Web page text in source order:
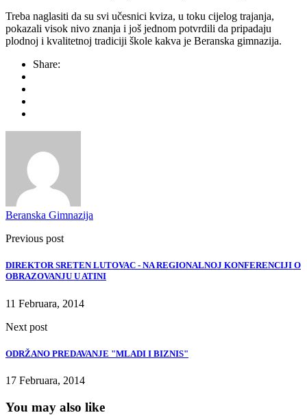
Treba naglasiti da su svi učesnici kviza, u toku cijelog trajanja,
pokazali visok nivo znanja i još jednom potvrdili da pripadaju
plodnoj i kvalitetnoj tradiciji škole kakva je Beranska gimnazija.
Share:
Beranska Gimnazija
Previous post
DIREKTOR SRETEN LUTOVAC - NA REGIONALNOJ KONFERENCIJI O
OBRAZOVANJU U ATINI
11 Februara, 2014
Next post
ODRŽANO PREDAVANJE "MLADI I BIZNIS"
17 Februara, 2014
You may also like